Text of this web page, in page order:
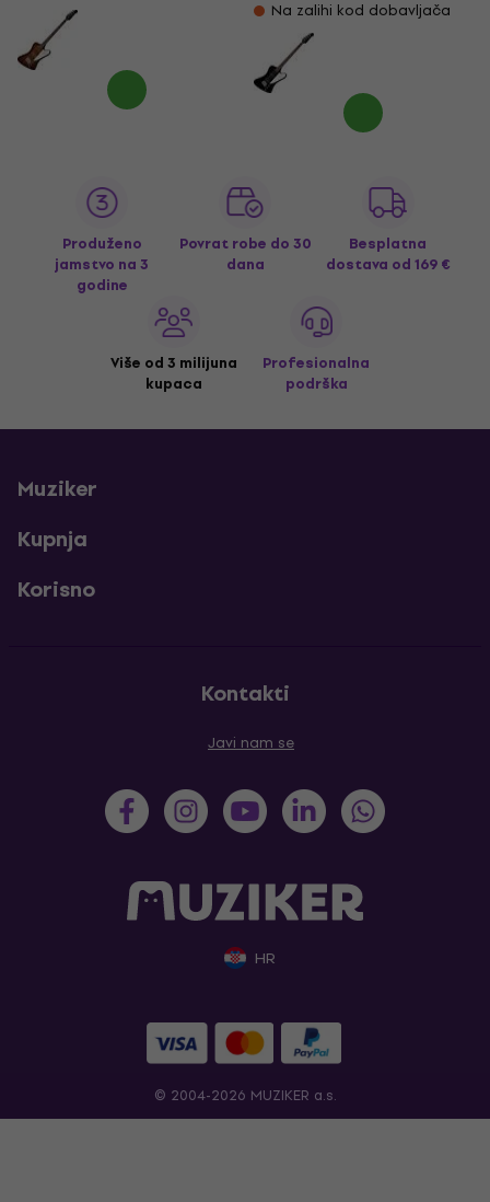
Na zalihi kod dobavljača
Produženo
jamstvo na 3
godine
Povrat robe do 30
dana
Besplatna
dostava od 169 €
Više od 3 milijuna
kupaca
Profesionalna
podrška
Muziker
Kupnja
Korisno
Kontakti
Javi nam se
HR
© 2004-2026 MUZIKER a.s.